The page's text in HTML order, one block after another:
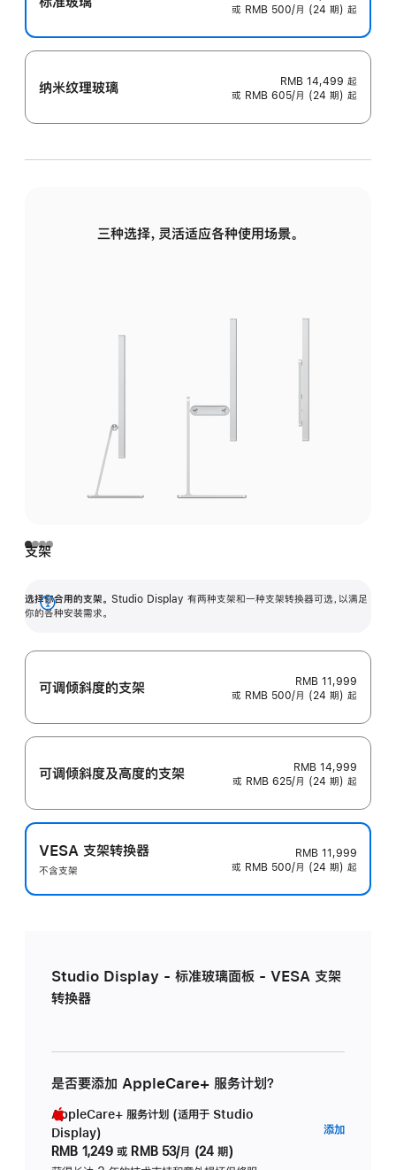
或 RMB 500/月 (24 期) 起
纳米纹理玻璃 RMB 14,499 起
或 RMB 605/月 (24 期) 起
三种选择，灵活适应各种使用场景。
支架
选择你合用的支架。 Studio Display 有两种支架和一种支架转换器可选，以满足
你的各种安装需求。
展
可调倾斜度的支架
RMB 11,999
或 RMB 500/月 (24 期) 起
可调倾斜度及高‍度的支‍架
RMB 14,999
或 RMB 625/月 (24 期) 起
VESA 支架转换器
不含支架
RMB 11,999
或 RMB 500/月 (24 期) 起
Studio Display - 标准玻璃面板 - VESA 支架
转换器
是否要添加 AppleCare+ 服务计划？
AppleCare+ 服务计划 (适用于 Studio
Display)
RMB 1,249 或 RMB 53/月 (24 期)
添加